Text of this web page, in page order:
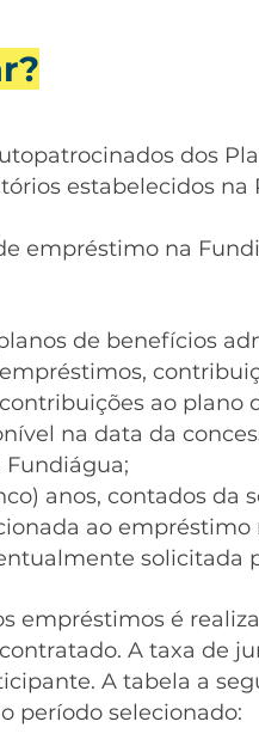
dos
estabelecidos
empréstimo na
de benefícios
ao
na data da
anos, contados
ao
solicitada
empréstimos é
A taxa de
A tabela a
período selecionado: